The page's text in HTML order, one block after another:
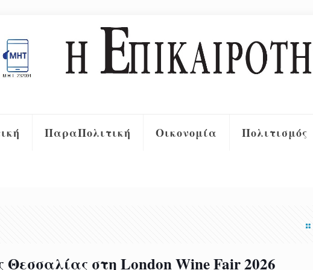
ΠαραΠολιτική Οικονομία Πολιτισμός
στη London Wine Fair 2026